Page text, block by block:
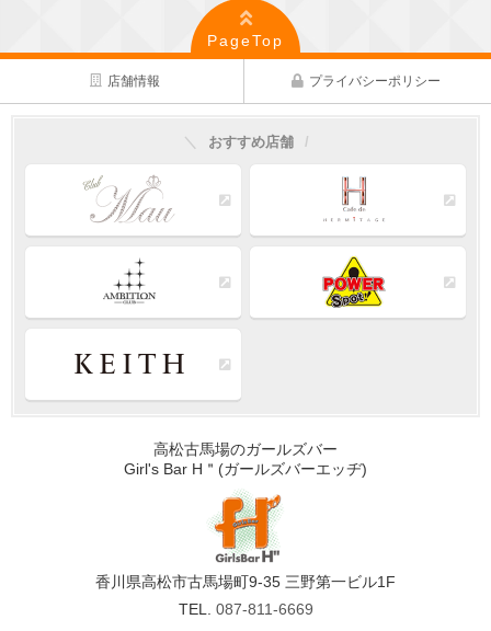
PageTop
店舗情報 プライバシーポリシー
おすすめ店舗
高松古馬場のガールズバー
Girl's Bar H＂(ガールズバーエッヂ)
香川県高松市古馬場町9-35 三野第一ビル1F
TEL. 087-811-6669